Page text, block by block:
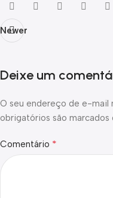
Newer
Deixe um
O seu endereço de e-mail
obrigatórios são marcados
Comentário *